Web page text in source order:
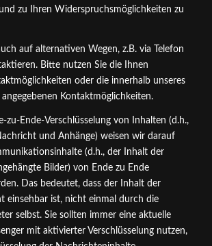
zu Ihren Widerspruchsmöglichkeiten zu
auf alternativen Wegen, z.B. via Telefon
Bitte nutzen Sie die Ihnen
oder die innerhalb unseres
Kontaktmöglichkeiten.
zu-Ende-Verschlüsselung von Inhalten (d.h.,
und Anhänge) weisen wir darauf
(d.h., der Inhalt der
Bilder) von Ende zu Ende
Das bedeutet, dass der Inhalt der
einsehbar ist, nicht einmal durch die
selbst. Sie sollten immer eine aktuelle
mit aktivierter Verschlüsselung nutzen,